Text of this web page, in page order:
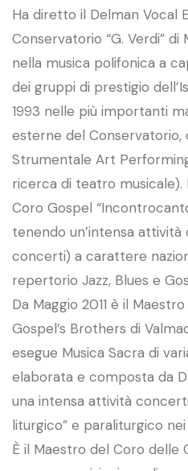
Ha diretto il Delman Vocal
Conservatorio “G. Verdi” di
nella musica polifonica a
dei gruppi di prestigio
1993 nelle più importanti
esterne del Conservatorio,
Strumentale Art
ricerca di teatro musicale).
Coro Gospel
tenendo un’intensa
concerti) a carattere
repertorio Jazz, Blues e
Da Maggio 2011 è il
Gospel’s Brothers di
esegue Musica Sacra di
elaborata e composta da
una intensa attività
liturgico” e paraliturgico
È il Maestro del Coro delle